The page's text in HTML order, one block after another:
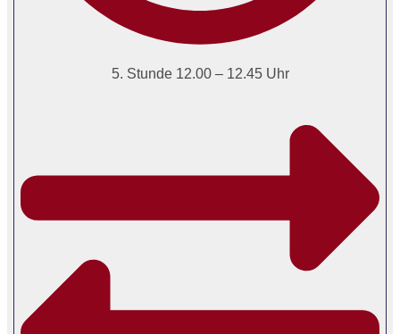
5. Stunde 12.00 – 12.45 Uhr